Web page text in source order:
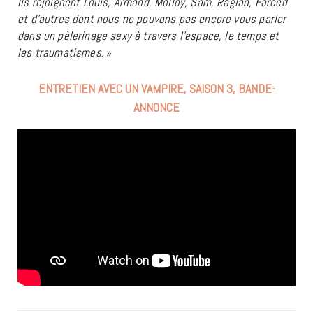
et d’autres dont nous ne pouvons pas encore vous parler
dans un pèlerinage sexy à travers l’espace, le temps et
les traumatismes. »
ENTRETIEN AVEC UN VAMPIRE, SAISON 3, BANDE-
ANNONCE